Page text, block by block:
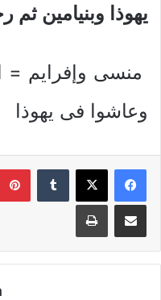
يهوذا وبنيامين ثم
منسى وإفرايم =
وعاشوا فى يهوذا
مشاركة عبر البريد طباعة